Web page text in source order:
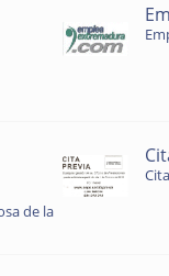
de la